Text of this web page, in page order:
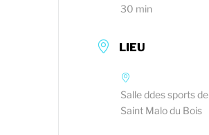
30 min
LIEU
Salle ddes sports de
Saint Malo du Bois